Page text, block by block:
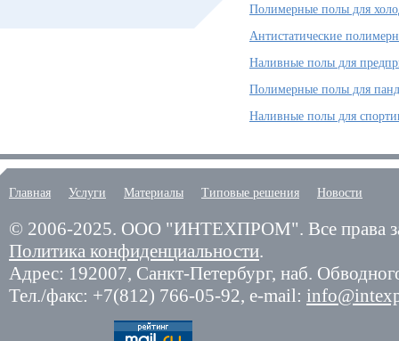
Полимерные полы для
Антистатические
Наливные полы для
Полимерные полы для
Наливные полы для
Главная Услуги Материалы Типовые решения Новости
© 2006-2025. ООО "ИНТЕХПРОМ". Все права
Политика конфиденциальности.
Адрес: 192007, Санкт-Петербург, наб.
Тел./факс: +7(812) 766-05-92, e-mail: